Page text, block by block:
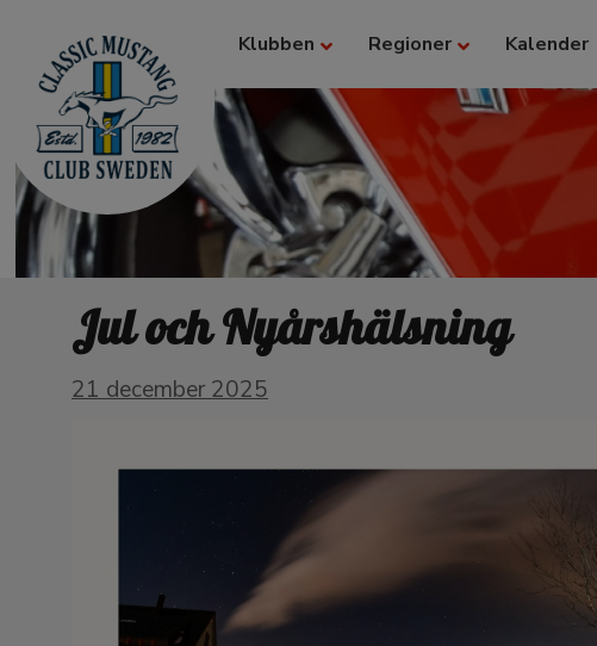
Klubben Regioner Kalender
Jul och Nyårshälsning
21 december 2025